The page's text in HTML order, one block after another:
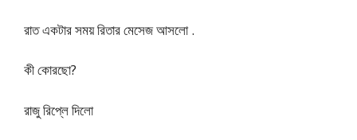
রাত একটার সময় রিতার মেসেজ আসলো .
কী কোরছো?
রাজু রিপ্লে দিলো